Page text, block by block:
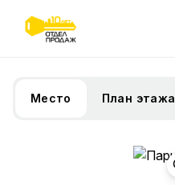
Место План этажа